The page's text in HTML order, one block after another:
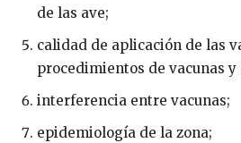
de las ave;
calidad de aplicación de las
procedimientos de vacunas y
interferencia entre vacunas;
epidemiología de la zona;